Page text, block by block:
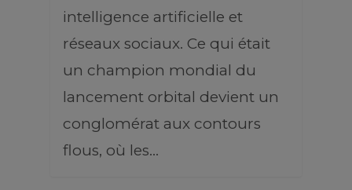
intelligence artificielle et
réseaux sociaux. Ce qui était
un champion mondial du
lancement orbital devient un
conglomérat aux contours
flous, où les…